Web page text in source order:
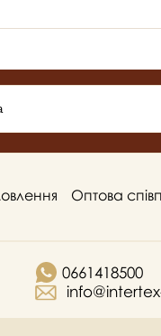
Оптова
0661418500